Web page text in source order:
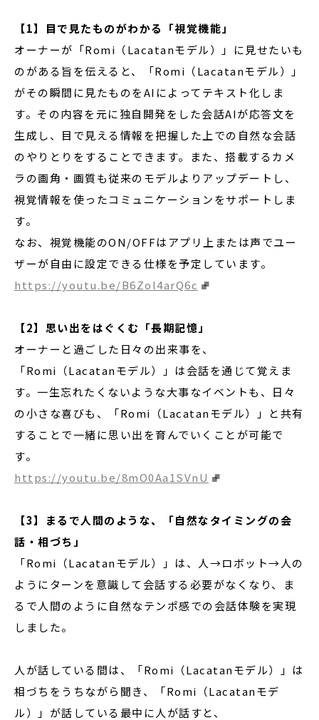
【1】目で見たものがわかる「視覚機能」
オーナーが「Romi（Lacatanモデル）」に見せたいも
のがある旨を伝えると、「Romi（Lacatanモデル）」
がその瞬間に見たものをAIによってテキスト化しま
す。その内容を元に独自開発をした会話AIが応答文を
生成し、目で見える情報を把握した上での自然な会話
のやりとりをすることできます。また、搭載するカメ
ラの画角・画質も従来のモデルよりアップデートし、
視覚情報を使ったコミュニケーションをサポートしま
す。
なお、視覚機能のON/OFFはアプリ上または声でユー
ザーが自由に設定できる仕様を予定しています。
https://youtu.be/B6Zol4arQ6c
【2】思い出をはぐくむ「長期記憶」
オーナーと過ごした日々の出来事を、
「Romi（Lacatanモデル）」は会話を通じて覚えま
す。一生忘れたくないような大事なイベントも、日々
の小さな喜びも、「Romi（Lacatanモデル）」と共有
することで一緒に思い出を育んでいくことが可能で
す。
https://youtu.be/8mO0Aa1SVnU
【3】まるで人間のような、「自然なタイミングの会
話・相づち」
「Romi（Lacatanモデル）」は、人→ロボット→人の
ようにターンを意識して会話する必要がなくなり、ま
るで人間のように自然なテンポ感での会話体験を実現
しました。
人が話している間は、「Romi（Lacatanモデル）」は
相づちをうちながら聞き、「Romi（Lacatanモデ
ル）」が話している最中に人が話すと、